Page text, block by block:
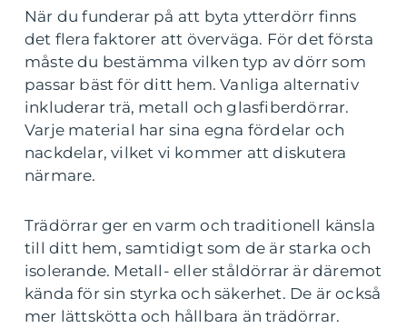
När du funderar på att byta ytterdörr finns
det flera faktorer att överväga. För det första
måste du bestämma vilken typ av dörr som
passar bäst för ditt hem. Vanliga alternativ
inkluderar trä, metall och glasfiberdörrar.
Varje material har sina egna fördelar och
nackdelar, vilket vi kommer att diskutera
närmare.
Trädörrar ger en varm och traditionell känsla
till ditt hem, samtidigt som de är starka och
isolerande. Metall- eller ståldörrar är däremot
kända för sin styrka och säkerhet. De är också
mer lättskötta och hållbara än trädörrar.